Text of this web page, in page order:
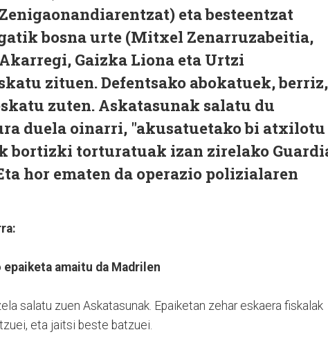
eta besteentzat
bosna urte (Mitxel Zenarruzabeitia,
Gaizka Liona eta Urtzi
zituen. Defentsako abokatuek, berriz,
zuten. Askatasunak salatu du
duela oinarri, "akusatuetako bi atxilotu
bortizki torturatuak izan zirelako
hor ematen da operazio polizialaren
amaitu da Madrilen
salatu zuen Askatasunak. Epaiketan zehar eskaera fiskalak
eta jaitsi beste batzuei.